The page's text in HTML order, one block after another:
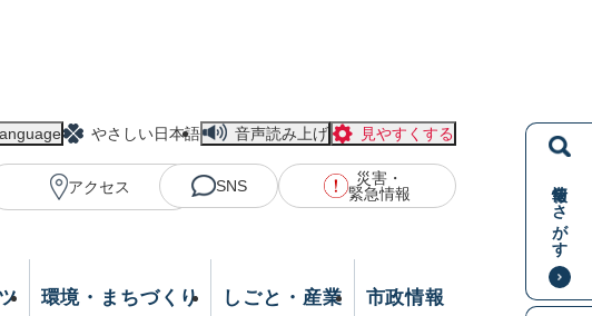
情報をさがす
やさしい日本語 音声読み上げ 見やすくする
アクセス SNS
災害・
緊急情報
環境・まちづくり しごと・産業 市政情報